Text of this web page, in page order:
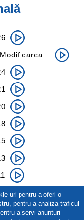
LT 2009 "
2024
2023
uri pentru a oferi o
pentru a analiza traficul
a servi anunturi